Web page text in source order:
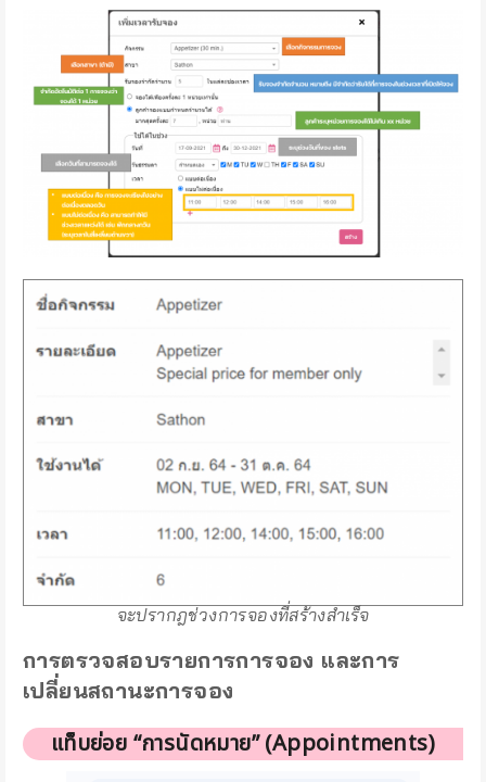
จะปรากฎช่วงการจองที่สร้างสำเร็จ
การตรวจสอบรายการการจอง และการ
เปลี่ยนสถานะการจอง
แท็บย่อย “การนัดหมาย” (Appointments)